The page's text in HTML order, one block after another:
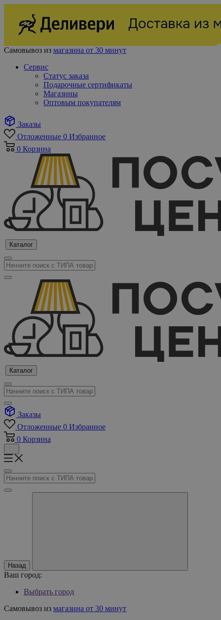
Самовывоз из магазина от 30 минут
Сервис
Статус заказа
Подарочные сертификаты
Магазины
Оптовым покупателям
Заказы
Отложенные 0 Избранное
0 Корзина
Каталог
Каталог
Заказы
Отложенные 0 Избранное
0 Корзина
Назад
Ваш город:
Выбрать город
Самовывоз из магазина от 30 минут